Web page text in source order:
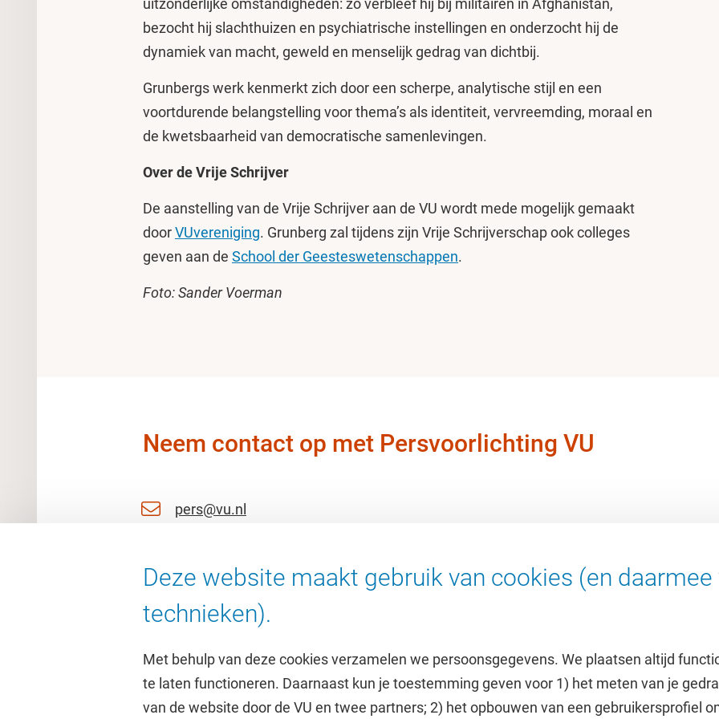
uitzonderlijke omstandigheden: zo verbleef hij bij militairen in Afghanistan,
bezocht hij slachthuizen en psychiatrische instellingen en onderzocht hij de
dynamiek van macht, geweld en menselijk gedrag van dichtbij.
Grunbergs werk kenmerkt zich door een scherpe, analytische stijl en een
voortdurende belangstelling voor thema’s als identiteit, vervreemding, moraal en
de kwetsbaarheid van democratische samenlevingen.
Over de Vrije Schrijver
De aanstelling van de Vrije Schrijver aan de VU wordt mede mogelijk gemaakt
doorVUvereniging. Grunberg zal tijdens zijn Vrije Schrijverschap ook colleges
geven aan de School der Geesteswetenschappen.
Foto: Sander Voerman
Neem contact op met Persvoorlichting VU
pers@vu.nl
06 25763092
Deze website maakt gebruik van cookies (en
technieken).
Met behulp van deze cookies verzamelen we persoonsgegevens. We plaatsen altijd
te laten functioneren. Daarnaast kun je toestemming geven voor 1) het meten van je
van de website door de VU en twee partners; 2) het opbouwen van een gebruikersprofiel